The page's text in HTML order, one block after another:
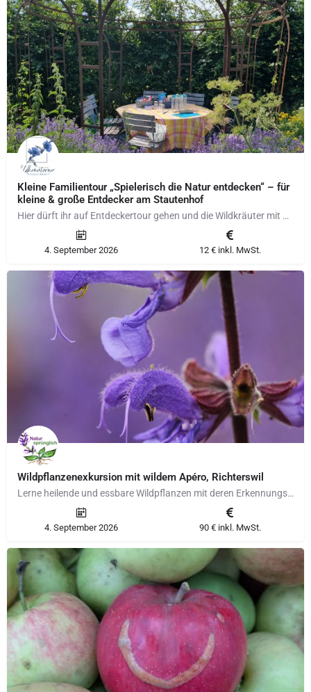
Kleine Familientour „Spielerisch die Natur entdecken“ – für
kleine & große Entdecker am Stautenhof
Hier dürft ihr auf Entdeckertour gehen und die Wildkräuter mit allen Sinnen entdecken und erforschen. Was…
4. September 2026 12 € inkl. MwSt.
Wildpflanzenexkursion mit wildem Apéro, Richterswil
Lerne heilende und essbare Wildpflanzen mit deren Erkennungsmerkmalen kennen und von giftigen…
4. September 2026 90 € inkl. MwSt.